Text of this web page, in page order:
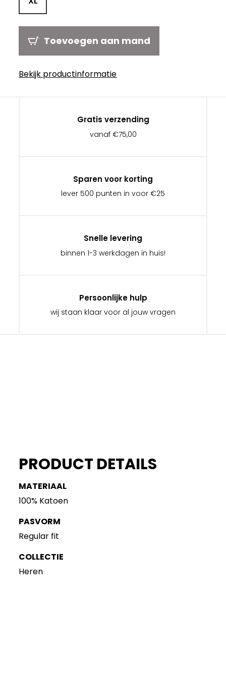
Toevoegen aan mand
Bekijk productinformatie
Gratis verzending
vanaf €75,00
Sparen voor korting
lever 500 punten in voor €25
Snelle levering
binnen 1-3 werkdagen in huis!
Persoonlijke hulp
wij staan klaar voor al jouw vragen
PRODUCT DETAILS
MATERIAAL
100% Katoen
PASVORM
Regular fit
COLLECTIE
Heren